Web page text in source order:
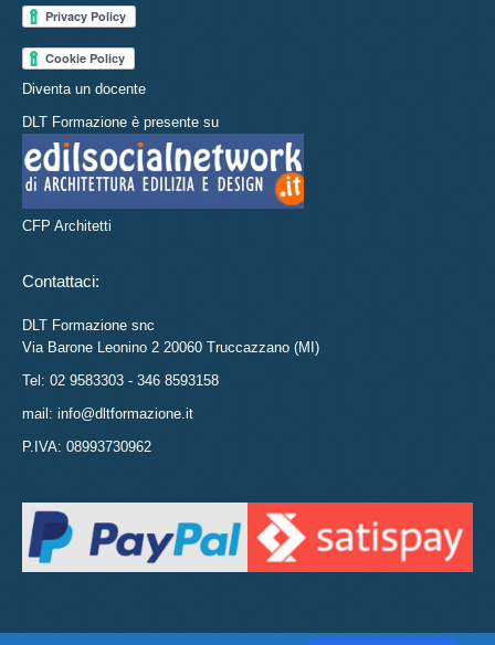
Diventa un docente
DLT Formazione è presente su
CFP Architetti
Contattaci:
DLT Formazione snc
Via Barone Leonino 2 20060 Truccazzano (MI)
Tel: 02 9583303 - 346 8593158
mail: info@dltformazione.it
P.IVA: 08993730962